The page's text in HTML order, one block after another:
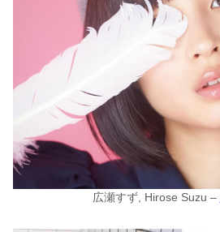
広瀬すず, Hirose Suzu –